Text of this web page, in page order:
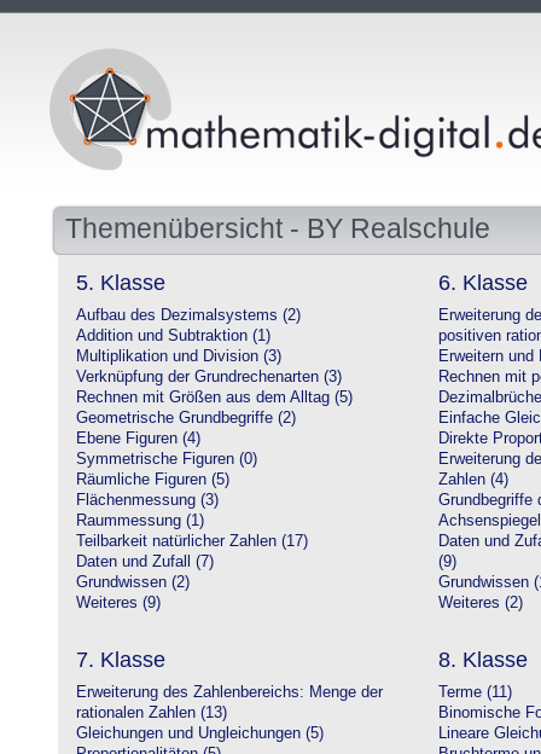
Themenübersicht - BY Realschule
5. Klasse
Aufbau des Dezimalsystems (2)
Addition und Subtraktion (1)
Multiplikation und Division (3)
Verknüpfung der Grundrechenarten (3)
Rechnen mit Größen aus dem Alltag (5)
Geometrische Grundbegriffe (2)
Ebene Figuren (4)
Symmetrische Figuren (0)
Räumliche Figuren (5)
Flächenmessung (3)
Raummessung (1)
Teilbarkeit natürlicher Zahlen (17)
Daten und Zufall (7)
Grundwissen (2)
Weiteres (9)
6. Klasse
Erweiterung
positiven
Erweitern und
Rechnen mit
Einfache
Direkte
Erweiterung
Zahlen (4)
Grundbegriffe
Daten und
(9)
Grundwissen
Weiteres (2)
7. Klasse
Erweiterung des Zahlenbereichs: Menge der
rationalen Zahlen (13)
Gleichungen und Ungleichungen (5)
8. Klasse
Terme (11)
Binomische
Lineare